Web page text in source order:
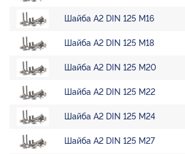
Шайба А2 DIN 125 М16
Шайба А2 DIN 125 М18
Шайба А2 DIN 125 М20
Шайба А2 DIN 125 М22
Шайба А2 DIN 125 М24
Шайба А2 DIN 125 М27